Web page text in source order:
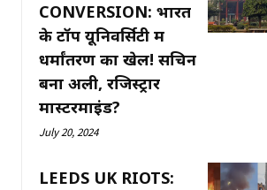
CONVERSION: भारत
के टॉप यूनिवर्सिटी में
धर्मांतरण का खेल! सचिन
बना अली, रजिस्ट्रार
मास्टरमाइंड?
July 20, 2024
LEEDS UK RIOTS: